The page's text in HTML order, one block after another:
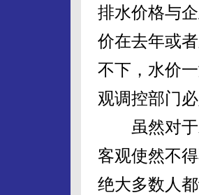
排水价格与
价在去年或
不下，水价
观调控部门
虽然对于
客观使然不
绝大多数人